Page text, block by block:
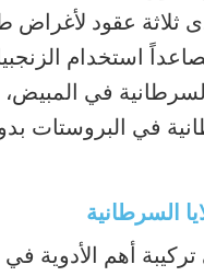
عقود لأغراض
استخدام
في
في البروستات
السرطانية
أهم الأدوية في